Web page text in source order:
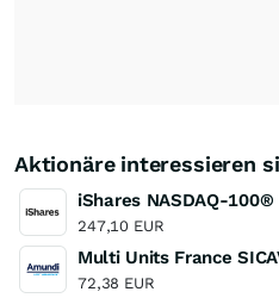
Aktionäre interessieren
247,10 EUR
72,38 EUR